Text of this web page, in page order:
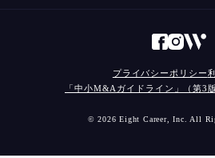
プライバシーポリシー
「中小M&Aガイドライン」（第3
© 2026 Eight Career, Inc. All